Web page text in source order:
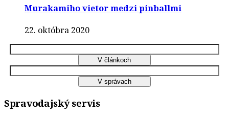
Murakamiho vietor medzi pinballmi
22. októbra 2020
Spravodajský servis